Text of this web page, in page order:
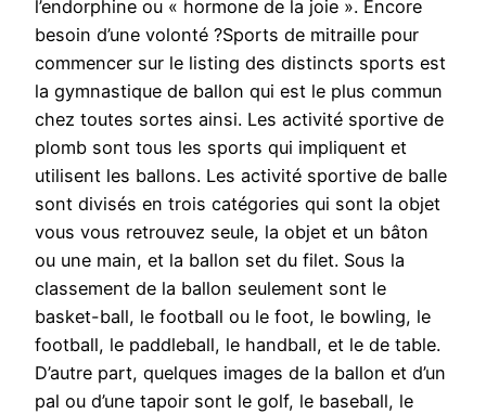
l’endorphine ou « hormone de la joie ». Encore
besoin d’une volonté ?Sports de mitraille pour
commencer sur le listing des distincts sports est
la gymnastique de ballon qui est le plus commun
chez toutes sortes ainsi. Les activité sportive de
plomb sont tous les sports qui impliquent et
utilisent les ballons. Les activité sportive de balle
sont divisés en trois catégories qui sont la objet
vous vous retrouvez seule, la objet et un bâton
ou une main, et la ballon set du filet. Sous la
classement de la ballon seulement sont le
basket-ball, le football ou le foot, le bowling, le
football, le paddleball, le handball, et le de table.
D’autre part, quelques images de la ballon et d’un
pal ou d’une tapoir sont le golf, le baseball, le